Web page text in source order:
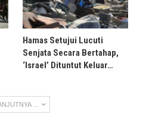
Hamas Setujui Lucuti
Senjata Secara Bertahap,
‘Israel’ Dituntut Keluar…
...